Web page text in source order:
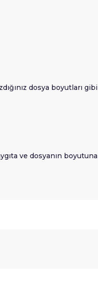
dosya boyutları
ve dosyanın boyutuna